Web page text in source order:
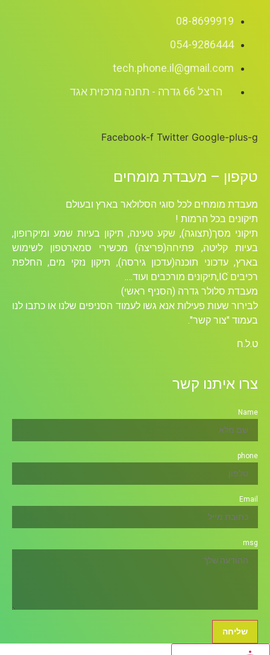
08-8699919
054-9286444
tech.phone.il@gmail.com
הרצל 66 גדרה - תחנה מרכזית אגד
Facebook-f Twitter Google-plus-g
טקפון – מעבדת מומחים
מעבדת מומחים לכל סוגי הסלולאר בארץ ובעולם
תיקונים בכל הרמות !
תיקוני מסך(תצוגה), שקע טעינה, תיקון בעיות שמע ומיקרופון,
בעיות קליטה, פתיחה(פריצה) מכשירי סמארטפון לשימוש
בארץ, עדכוני תוכנה(עדכון גירסה), תיקון נזקי מים, החלפת
רכיבים ICׁ,תיקונים מורכבים ועוד….
מעבדת סלולר גדרה (הסניף ראשי)
לבירור שעות פעילות אנא גשו לעמוד הסניפים שלנו או כתבו לנו
בעמוד "צור קשר".
ט.ל.ח
צרו איתנו קשר
Name
phone
Email
msg
שליחה